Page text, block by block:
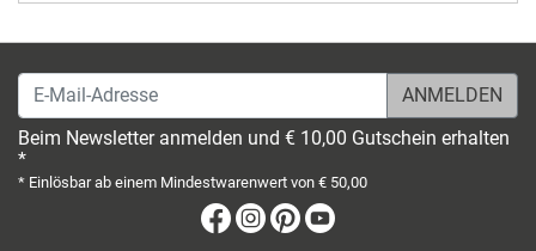
E-Mail-Adresse
Beim Newsletter anmelden und € 10,00 Gutschein erhalten
*
* Einlösbar ab einem Mindestwarenwert von € 50,00
Facebook
Instagram
Pinterest